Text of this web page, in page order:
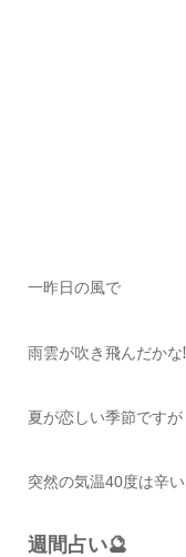
一昨日の風で
雨雲が吹き飛んだかな
夏が恋しい季節ですが
突然の気温40度は辛
週間占い🔮